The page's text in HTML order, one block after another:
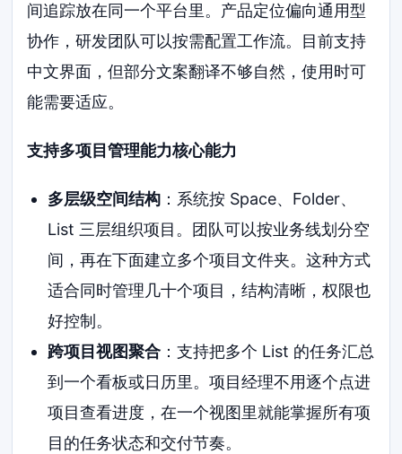
间追踪放在同一个平台里。产品定位偏向通用型
协作，研发团队可以按需配置工作流。目前支持
中文界面，但部分文案翻译不够自然，使用时可
能需要适应。
支持多项目管理能力核心能力
多层级空间结构：系统按 Space、Folder、
List 三层组织项目。团队可以按业务线划分空
间，再在下面建立多个项目文件夹。这种方式
适合同时管理几十个项目，结构清晰，权限也
好控制。
跨项目视图聚合：支持把多个 List 的任务汇总
到一个看板或日历里。项目经理不用逐个点进
项目查看进度，在一个视图里就能掌握所有项
目的任务状态和交付节奏。